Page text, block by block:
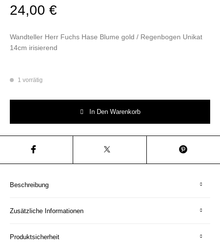
24,00€
Wandteller Herr Fuchs Hase Blume gold / Regenbogen Unikat
14cm irisierend
1 vorrätig
In Den Warenkorb
Beschreibung
Zusätzliche Informationen
Produktsicherheit